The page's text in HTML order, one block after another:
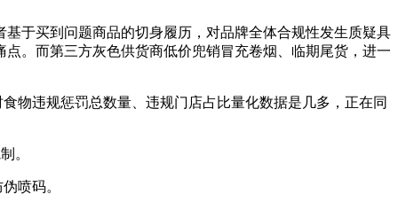
于买到问题商品的切身履历，对品牌全体合规性发生质疑具
。而第三方灰色供货商低价兜销冒充卷烟、临期尾货，进一
违规惩罚总数量、违规门店占比量化数据是几多，正在同
。
喷码。